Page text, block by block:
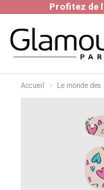
Profitez de
Accueil Le monde des